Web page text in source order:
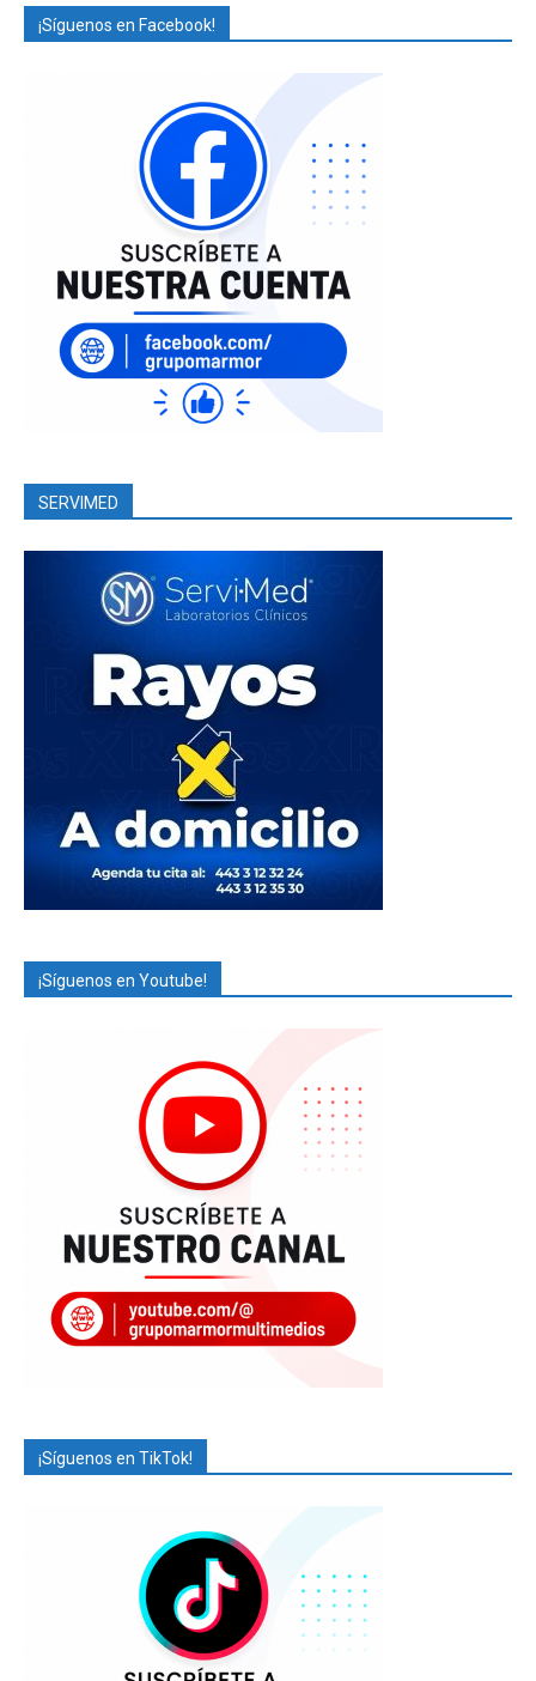
¡Síguenos en Facebook!
SERVIMED
¡Síguenos en Youtube!
¡Síguenos en TikTok!